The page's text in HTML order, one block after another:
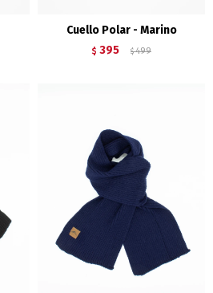
Cuello Polar - Marino
$ 395 $ 499